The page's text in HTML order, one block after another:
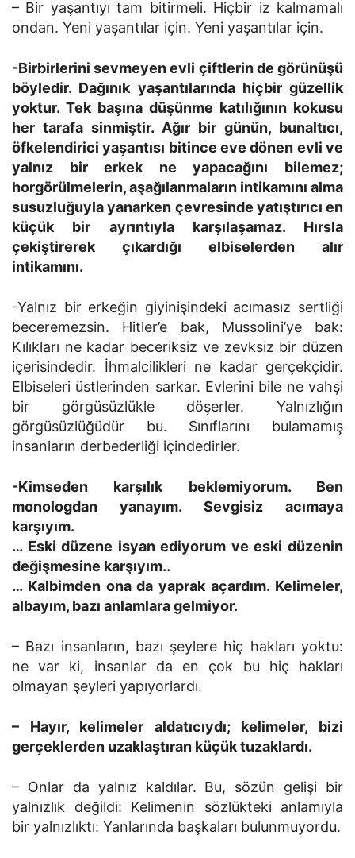
– Bir yaşantıyı tam bitirmeli. Hiçbir iz kalmamalı
ondan. Yeni yaşantılar için. Yeni yaşantılar için.
-Birbirlerini sevmeyen evli çiftlerin de görünüşü
böyledir. Dağınık yaşantılarında hiçbir güzellik
yoktur. Tek başına düşünme katılığının kokusu
her tarafa sinmiştir. Ağır bir günün, bunaltıcı,
öfkelendirici yaşantısı bitince eve dönen evli ve
yalnız bir erkek ne yapacağını bilemez;
horgörülmelerin, aşağılanmaların intikamını alma
susuzluğuyla yanarken çevresinde yatıştırıcı en
küçük bir ayrıntıyla karşılaşamaz. Hırsla
çekiştirerek çıkardığı elbiselerden alır
intikamını.
-Yalnız bir erkeğin giyinişindeki acımasız sertliği
beceremezsin. Hitler’e bak, Mussolini’ye bak:
Kılıkları ne kadar beceriksiz ve zevksiz bir düzen
içerisindedir. İhmalcilikleri ne kadar gerçekçidir.
Elbiseleri üstlerinden sarkar. Evlerini bile ne vahşi
bir görgüsüzlükle döşerler. Yalnızlığın
görgüsüzlüğüdür bu. Sınıflarını bulamamış
insanların derbederliği içindedirler.
-Kimseden karşılık beklemiyorum. Ben
monologdan yanayım. Sevgisiz acımaya
karşıyım.
… Eski düzene isyan ediyorum ve eski düzenin
değişmesine karşıyım..
… Kalbimden ona da yaprak açardım. Kelimeler,
albayım, bazı anlamlara gelmiyor.
– Bazı insanların, bazı şeylere hiç hakları yoktu:
ne var ki, insanlar da en çok bu hiç hakları
olmayan şeyleri yapıyorlardı.
– Hayır, kelimeler aldatıcıydı; kelimeler, bizi
gerçeklerden uzaklaştıran küçük tuzaklardı.
– Onlar da yalnız kaldılar. Bu, sözün gelişi bir
yalnızlık değildi: Kelimenin sözlükteki anlamıyla
bir yalnızlıktı: Yanlarında başkaları bulunmuyordu.